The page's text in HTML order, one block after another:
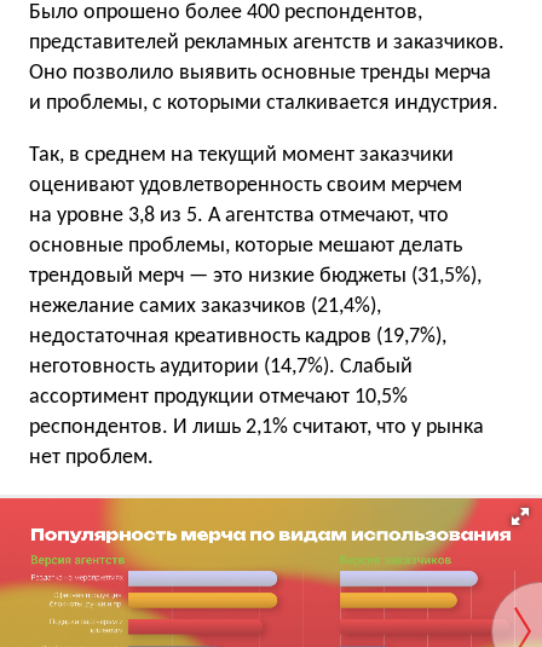
Было опрошено более 400 респондентов,
представителей рекламных агентств и заказчиков.
Оно позволило выявить основные тренды мерча
и проблемы, с которыми сталкивается индустрия.
Так, в среднем на текущий момент заказчики
оценивают удовлетворенность своим мерчем
на уровне 3,8 из 5. А агентства отмечают, что
основные проблемы, которые мешают делать
трендовый мерч — это низкие бюджеты (31,5%),
нежелание самих заказчиков (21,4%),
недостаточная креативность кадров (19,7%),
неготовность аудитории (14,7%). Слабый
ассортимент продукции отмечают 10,5%
респондентов. И лишь 2,1% считают, что у рынка
нет проблем.